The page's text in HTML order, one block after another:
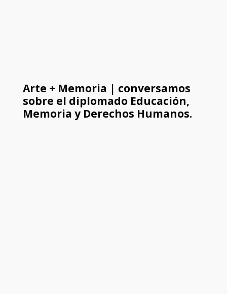
Arte + Memoria | conversamos
sobre el diplomado Educación,
Memoria y Derechos Humanos.